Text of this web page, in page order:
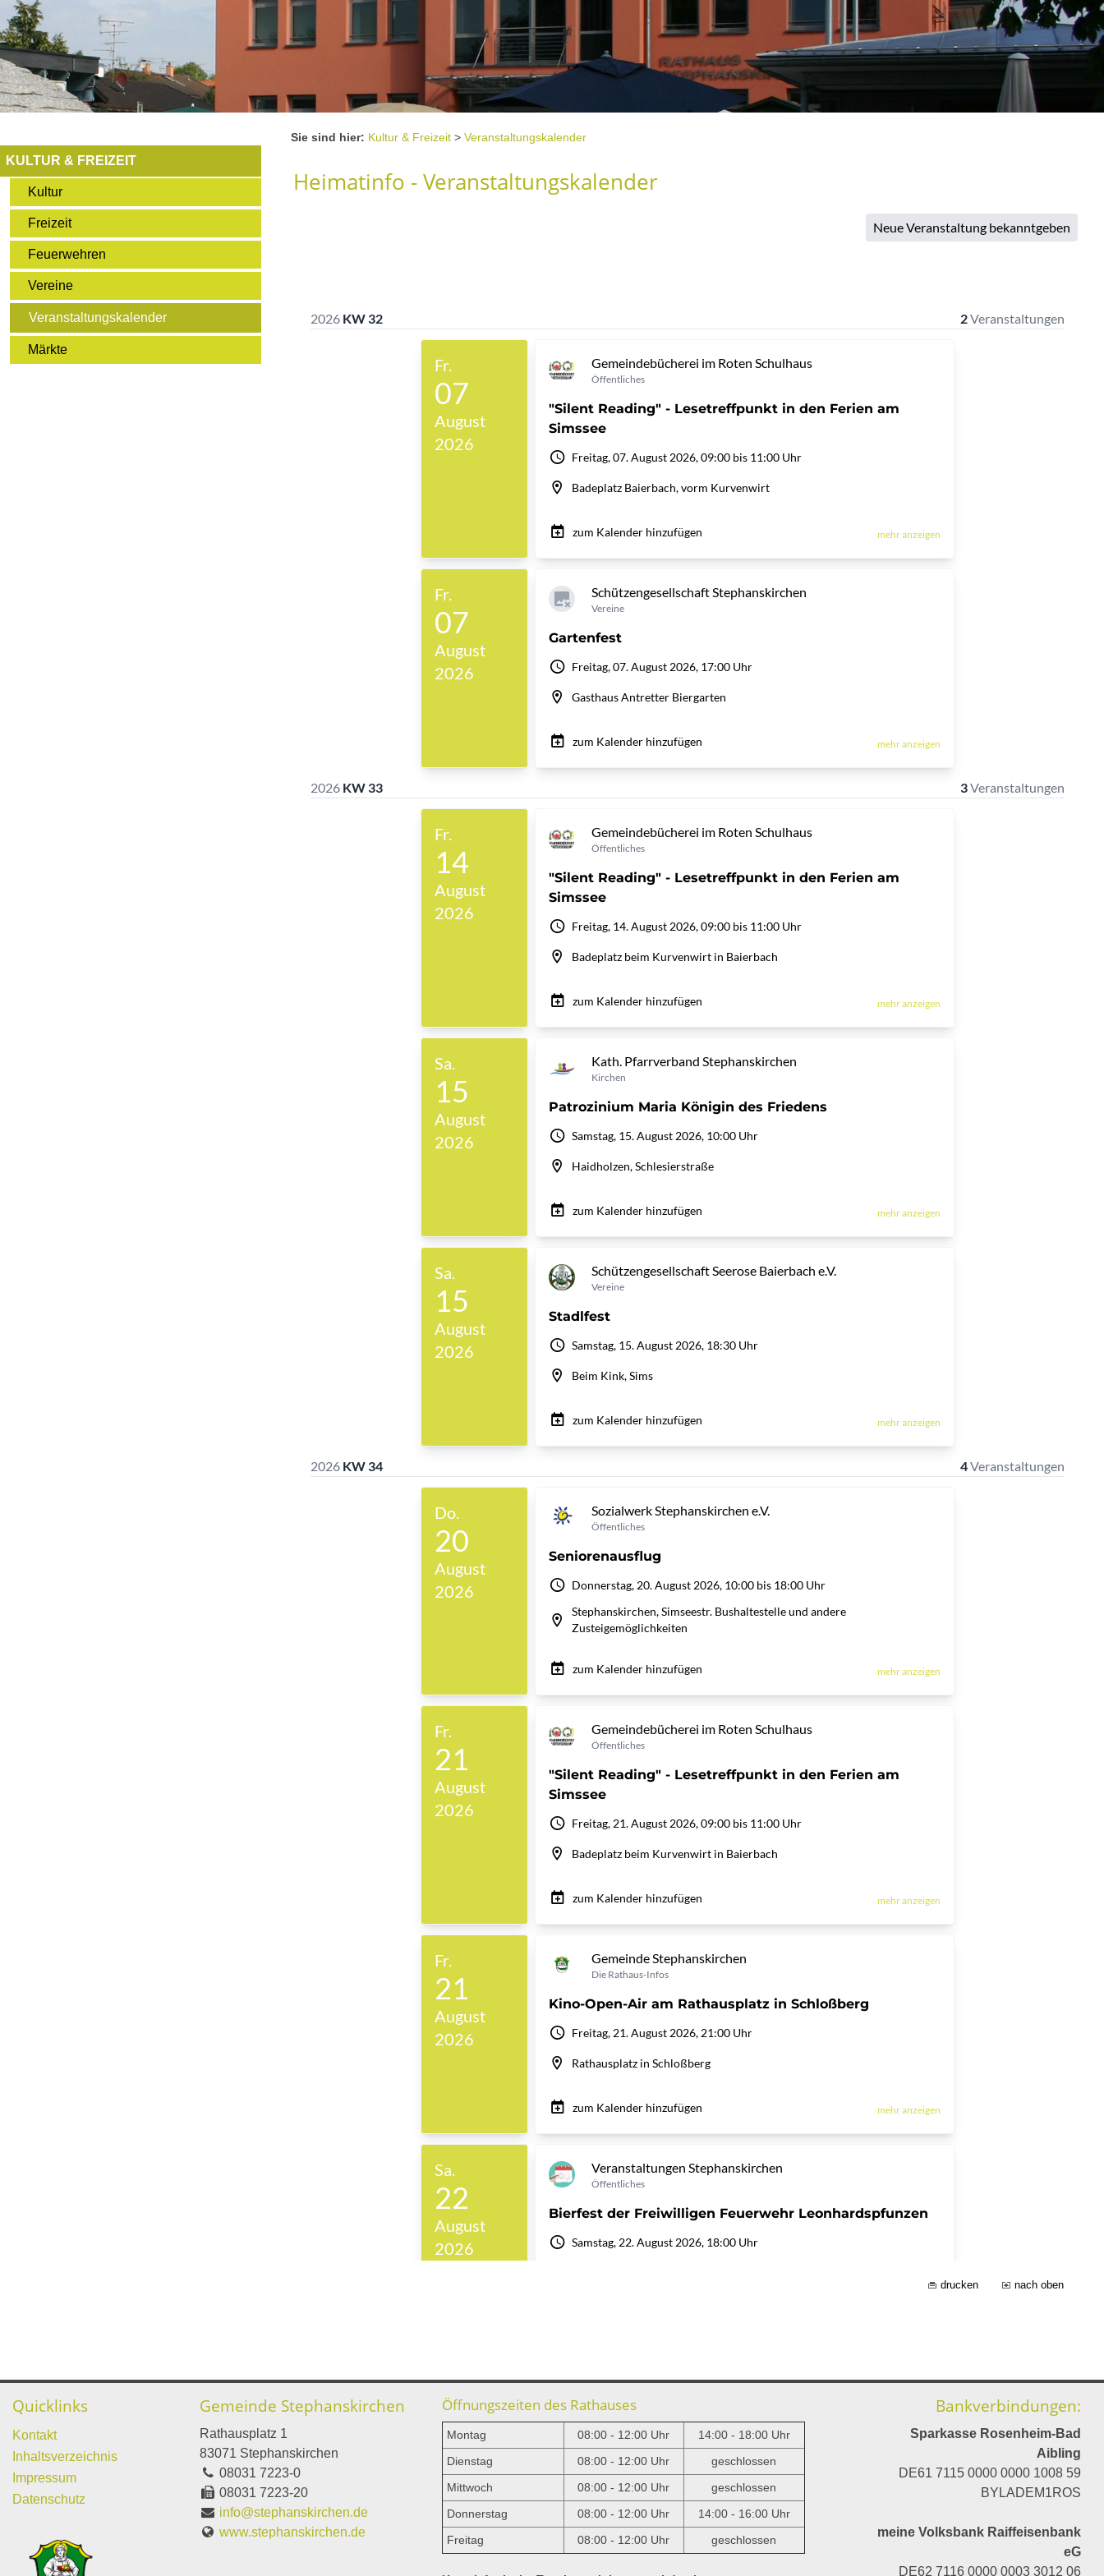
KULTUR & FREIZEIT
Kultur
Freizeit
Feuerwehren
Vereine
Veranstaltungskalender
Märkte
Sie sind hier: Kultur & Freizeit > Veranstaltungskalender
Heimatinfo - Veranstaltungskalender
drucken nach oben
Quicklinks
Kontakt
Inhaltsverzeichnis
Impressum
Datenschutz
Gemeinde Stephanskirchen
Rathausplatz 1
83071 Stephanskirchen
08031 7223-0
08031 7223-20
info@stephanskirchen.de
www.stephanskirchen.de
Öffnungszeiten des Rathauses
Montag 08:00 - 12:00 Uhr
14:00 - 18:00 Uhr
Dienstag
08:00 - 12:00 Uhr
geschlossen
Mittwoch
08:00 - 12:00 Uhr
geschlossen
Donnerstag
08:00 - 12:00 Uhr
14:00 - 16:00 Uhr
Freitag
08:00 - 12:00 Uhr geschlossen
Bankverbindungen:
Sparkasse Rosenheim-Bad
Aibling
DE61 7115 0000 0000 1008 59
BYLADEM1ROS
meine Volksbank Raiffeisenbank
eG
DE62 7116 0000 0003 3012 06